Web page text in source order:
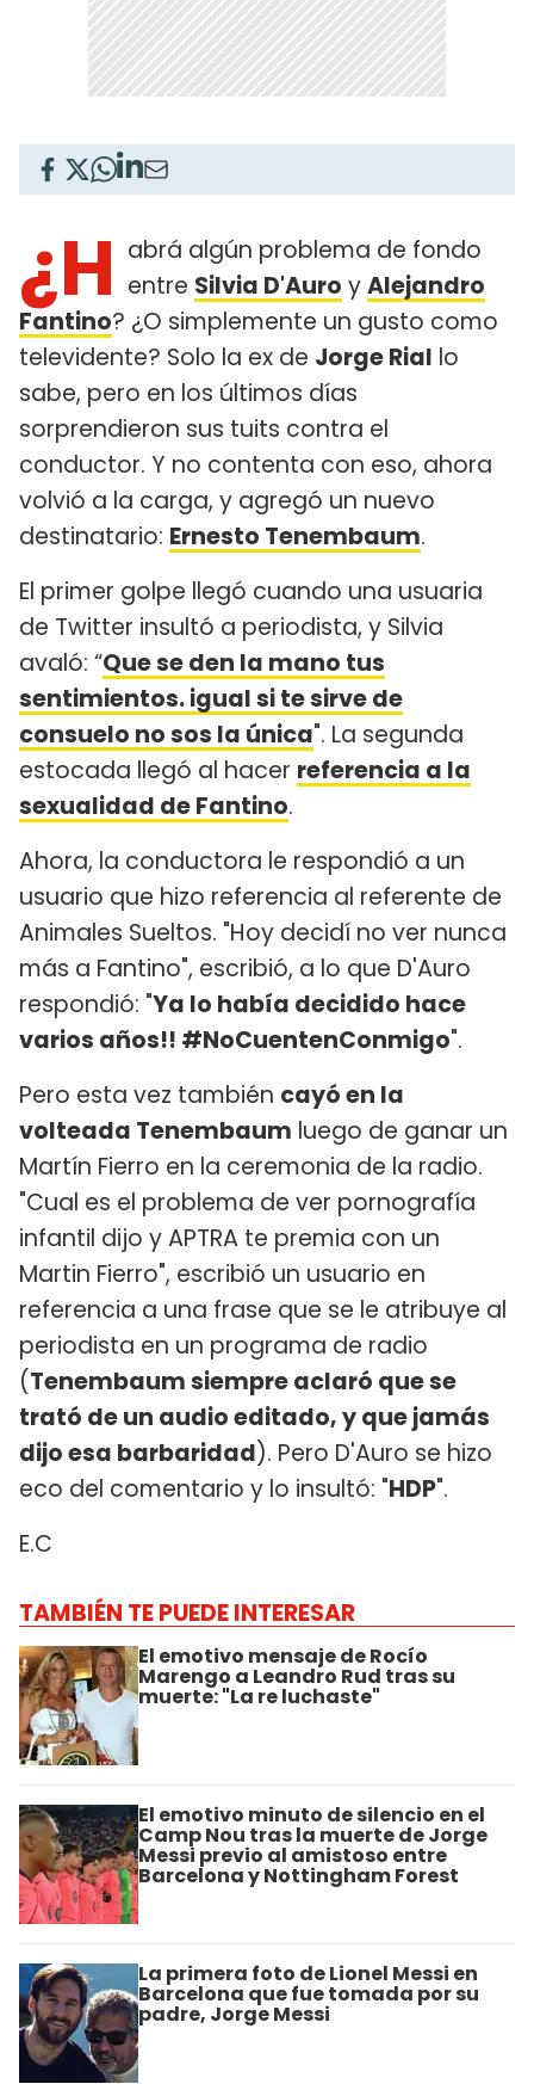
¿H abrá algún problema de fondo
entre Silvia D'Auro yAlejandro
Fantino? ¿O simplemente un gusto como
televidente? Solo la ex de Jorge Rial lo
sabe, pero en los últimos días
sorprendieron sus tuits contra el
conductor. Y no contenta con eso, ahora
volvió a la carga, y agregó un nuevo
destinatario: Ernesto Tenembaum.
El primer golpe llegó cuando una usuaria
de Twitter insultó a periodista, y Silvia
avaló: “Que se den la mano tus
sentimientos. igual si te sirve de
consuelo no sos la única". La segunda
estocada llegó al hacer referencia a la
sexualidad de Fantino.
Ahora, la conductora le respondió a un
usuario que hizo referencia al referente de
Animales Sueltos. "Hoy decidí no ver nunca
más a Fantino", escribió, a lo que D'Auro
respondió: "Ya lo había decidido hace
varios años!! #NoCuentenConmigo".
Pero esta vez también cayó en la
volteada Tenembaum luego de ganar un
Martín Fierro en la ceremonia de la radio.
"Cual es el problema de ver pornografía
infantil dijo y APTRA te premia con un
Martin Fierro", escribió un usuario en
referencia a una frase que se le atribuye al
periodista en un programa de radio
(Tenembaum siempre aclaró que se
trató de un audio editado, y que jamás
dijo esa barbaridad). Pero D'Auro se hizo
eco del comentario y lo insultó: "HDP".
E.C
TAMBIÉN TE PUEDE INTERESAR
El emotivo mensaje de Rocío
Marengo a Leandro Rud tras su
muerte: "La re luchaste"
El emotivo minuto de silencio en el
Camp Nou tras la muerte de Jorge
Messi previo al amistoso entre
Barcelona y Nottingham Forest
La primera foto de Lionel Messi en
Barcelona que fue tomada por su
padre, Jorge Messi